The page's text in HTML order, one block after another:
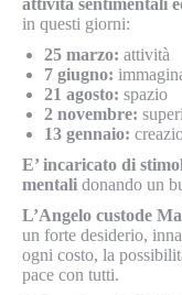
attività sentimentali
in questi giorni:
25 marzo: attività
7 giugno:
21 agosto: spazio
2 novembre:
13 gennaio:
E’ incaricato di
mentali donando un
L’Angelo custode
un forte desiderio,
ogni costo, la
pace con tutti.